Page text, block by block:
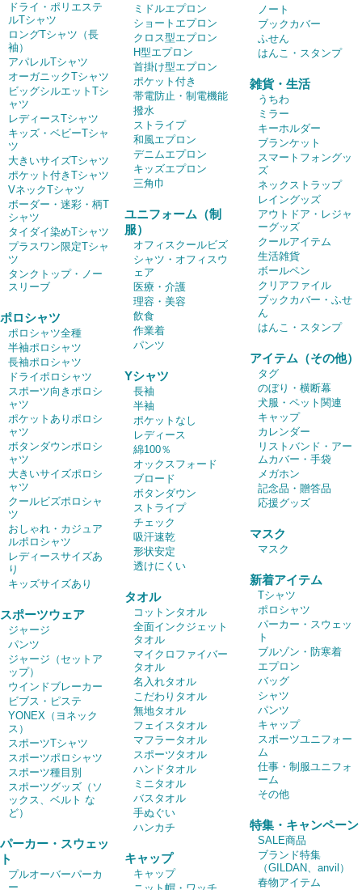
ドライ・ポリエステ
ルTシャツ
ロングTシャツ（長
袖）
アパレルTシャツ
オーガニックTシャツ
ビッグシルエットTシ
ャツ
レディースTシャツ
キッズ・ベビーTシャ
ツ
大きいサイズTシャツ
ポケット付きTシャツ
VネックTシャツ
ボーダー・迷彩・柄T
シャツ
タイダイ染めTシャツ
プラスワン限定Tシャ
ツ
タンクトップ・ノー
スリーブ
ポロシャツ
ポロシャツ全種
半袖ポロシャツ
長袖ポロシャツ
ドライポロシャツ
スポーツ向きポロシ
ャツ
ポケットありポロシ
ャツ
ボタンダウンポロシ
ャツ
大きいサイズポロシ
ャツ
クールビズポロシャ
ツ
おしゃれ・カジュア
ルポロシャツ
レディースサイズあ
り
キッズサイズあり
スポーツウェア
ジャージ
パンツ
ジャージ（セットア
ップ）
ウインドブレーカー
ビブス・ピステ
YONEX（ヨネック
ス）
スポーツTシャツ
スポーツポロシャツ
スポーツ種目別
スポーツグッズ（ソ
ックス、ベルト な
ど）
パーカー・スウェッ
ト
プルオーバーパーカ
ー
ミドルエプロン
ショートエプロン
クロス型エプロン
H型エプロン
首掛け型エプロン
ポケット付き
帯電防止・制電機能
撥水
ストライプ
和風エプロン
デニムエプロン
キッズエプロン
三角巾
ユニフォーム（制
服）
オフィスクールビズ
シャツ・オフィスウ
ェア
医療・介護
理容・美容
飲食
作業着
パンツ
Yシャツ
長袖
半袖
ポケットなし
レディース
綿100％
オックスフォード
ブロード
ボタンダウン
ストライプ
チェック
吸汗速乾
形状安定
透けにくい
タオル
コットンタオル
全面インクジェット
タオル
マイクロファイバー
タオル
名入れタオル
こだわりタオル
無地タオル
フェイスタオル
マフラータオル
スポーツタオル
ハンドタオル
ミニタオル
バスタオル
手ぬぐい
ハンカチ
キャップ
キャップ
ノート
ブックカバー
ふせん
はんこ・スタンプ
雑貨・生活
うちわ
ミラー
キーホルダー
ブランケット
スマートフォングッ
ズ
ネックストラップ
レイングッズ
アウトドア・レジャ
ーグッズ
クールアイテム
生活雑貨
ボールペン
クリアファイル
ブックカバー・ふせ
ん
はんこ・スタンプ
アイテム（その他）
タグ
のぼり・横断幕
犬服・ペット関連
キャップ
カレンダー
リストバンド・アー
ムカバー・手袋
メガホン
記念品・贈答品
応援グッズ
マスク
マスク
新着アイテム
Tシャツ
ポロシャツ
パーカー・スウェッ
ト
ブルゾン・防寒着
エプロン
バッグ
シャツ
パンツ
キャップ
スポーツユニフォー
ム
仕事・制服ユニフォ
ーム
その他
特集・キャンペーン
SALE商品
ブランド特集
（GILDAN、anvil）
春物アイテム